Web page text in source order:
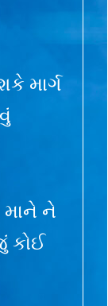
માર્ગ
માને ને
કોઈ